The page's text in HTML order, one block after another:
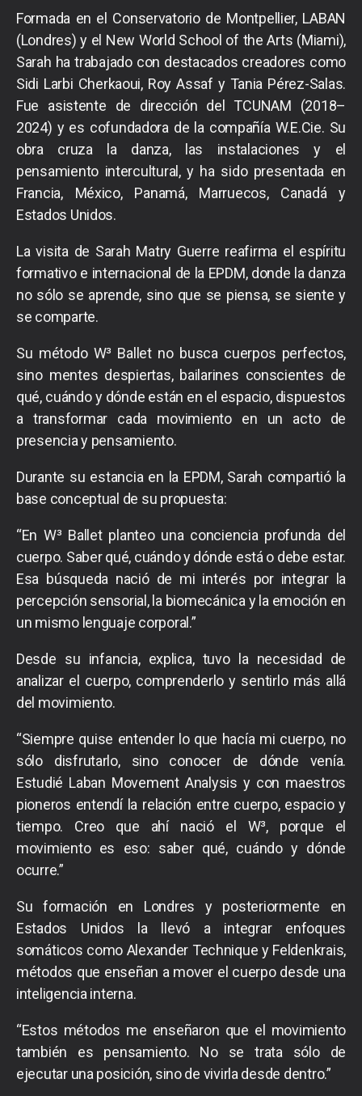
Formada en el Conservatorio de Montpellier, LABAN
(Londres) y el New World School of the Arts (Miami),
Sarah ha trabajado con destacados creadores como
Sidi Larbi Cherkaoui, Roy Assaf y Tania Pérez-Salas.
Fue asistente de dirección del TCUNAM (2018–
2024) y es cofundadora de la compañía W.E.Cie. Su
obra cruza la danza, las instalaciones y el
pensamiento intercultural, y ha sido presentada en
Francia, México, Panamá, Marruecos, Canadá y
Estados Unidos.
La visita de Sarah Matry Guerre reafirma el espíritu
formativo e internacional de la EPDM, donde la danza
no sólo se aprende, sino que se piensa, se siente y
se comparte.
Su método W³ Ballet no busca cuerpos perfectos,
sino mentes despiertas, bailarines conscientes de
qué, cuándo y dónde están en el espacio, dispuestos
a transformar cada movimiento en un acto de
presencia y pensamiento.
Durante su estancia en la EPDM, Sarah compartió la
base conceptual de su propuesta:
“En W³ Ballet planteo una conciencia profunda del
cuerpo. Saber qué, cuándo y dónde está o debe estar.
Esa búsqueda nació de mi interés por integrar la
percepción sensorial, la biomecánica y la emoción en
un mismo lenguaje corporal.”
Desde su infancia, explica, tuvo la necesidad de
analizar el cuerpo, comprenderlo y sentirlo más allá
del movimiento.
“Siempre quise entender lo que hacía mi cuerpo, no
sólo disfrutarlo, sino conocer de dónde venía.
Estudié Laban Movement Analysis y con maestros
pioneros entendí la relación entre cuerpo, espacio y
tiempo. Creo que ahí nació el W³, porque el
movimiento es eso: saber qué, cuándo y dónde
ocurre.”
Su formación en Londres y posteriormente en
Estados Unidos la llevó a integrar enfoques
somáticos como Alexander Technique y Feldenkrais,
métodos que enseñan a mover el cuerpo desde una
inteligencia interna.
“Estos métodos me enseñaron que el movimiento
también es pensamiento. No se trata sólo de
ejecutar una posición, sino de vivirla desde dentro.”